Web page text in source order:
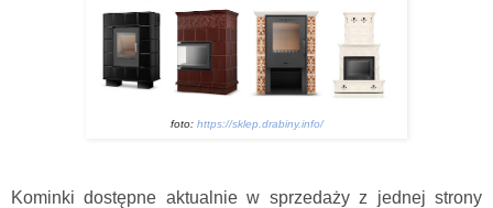
foto: https://sklep.drabiny.info/
Kominki dostępne aktualnie w sprzedaży z jednej strony